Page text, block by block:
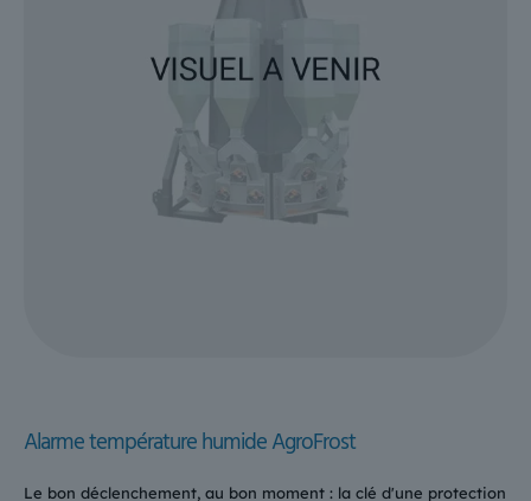
Alarme température humide AgroFrost
Le bon déclenchement, au bon moment : la clé d'une protection